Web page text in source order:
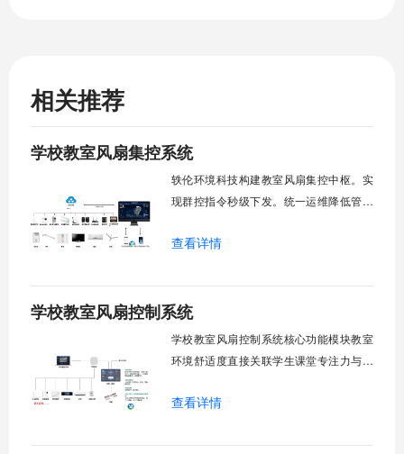
相关推荐
学校教室风扇集控系统
轶伦环境科技构建教室风扇集控中枢。实
现群控指令秒级下发。统一运维降低管理
巡检盲区。保障教学环境温湿度适宜。数
块清单：远程集中控制。智能定时调度。
环境自适应调节。能耗监测统计。故障预
查看详情
学校教室风扇控制系统
学校教室风扇控制系统核心功能模块教室
环境舒适度直接关联学生课堂专注力与学
领域，打造教室风扇控制系统，实现温度
分组联动、安全防护六大模块一体化运
查看详情